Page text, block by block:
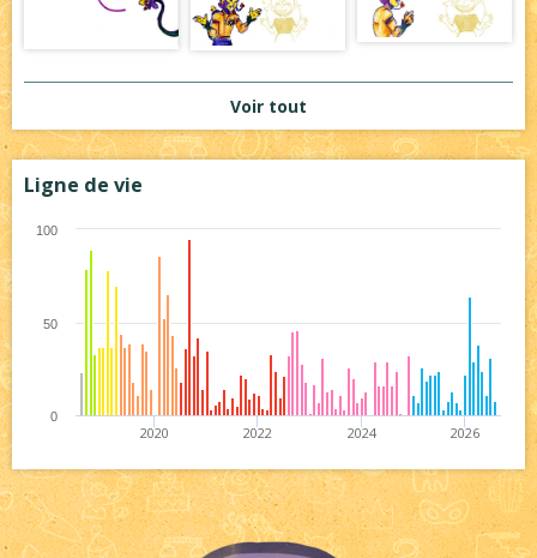
Voir tout
Ligne de vie
2020 2022 2024 2026
0
50
100